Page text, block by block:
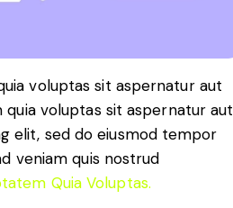
voluptas sit aspernatur aut
voluptas sit aspernatur aut
elit, sed do eiusmod tempor
veniam quis nostrud
Quia Voluptas.